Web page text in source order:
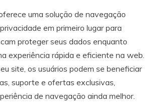
uma solução de navegação
em primeiro lugar para
proteger seus dados enquanto
experiência rápida e eficiente na web.
site, os usuários podem se beneficiar
suporte e ofertas exclusivas,
de navegação ainda melhor.